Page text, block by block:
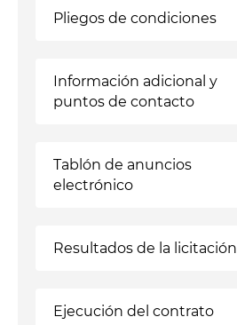
Pliegos de condiciones
Información adicional y
puntos de contacto
Tablón de anuncios
electrónico
Resultados de la licitación
Ejecución del contrato